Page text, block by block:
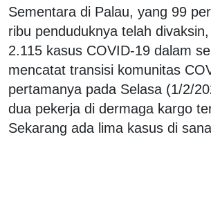
Sementara di Palau, yang 99
ribu penduduknya telah
2.115 kasus COVID-19 dalam
mencatat transisi komunitas
pertamanya pada Selasa (1/2/
dua pekerja di dermaga kargo
Sekarang ada lima kasus di